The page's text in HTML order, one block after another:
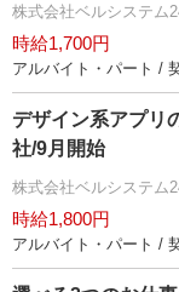
株式会社ベルシステム
時給1,700円
アルバイト・パート /
デザイン系アプリ
社/9月開始
株式会社ベルシステム
時給1,800円
アルバイト・パート /